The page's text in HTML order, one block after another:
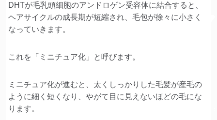
DHTが毛乳頭細胞のアンドロゲン受容体に結合すると、
ヘアサイクルの成長期が短縮され、毛包が徐々に小さく
なっていきます。
これを「ミニチュア化」と呼びます。
ミニチュア化が進むと、太くしっかりした毛髪が産毛の
ように細く短くなり、やがて目に見えないほどの毛にな
ります。